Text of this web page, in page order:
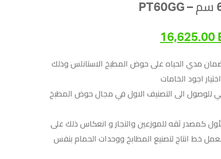
16,625.00السعر
الحالي
16,625.00 EGP.
مدي الحياه على حوض المطبخ الاستانلس وذلك
اجود الخامات
للوصول الى التصنيف الاول في مجال حوض المطبخ
كمصدر ثقه للموزعين والتجار و انعكاس ذلك على
خط انتاج لتصنيع المطابخ ووحدات الحمام بنفس